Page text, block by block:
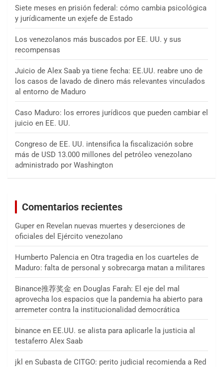
Siete meses en prisión federal: cómo cambia psicológica
y jurídicamente un exjefe de Estado
Los venezolanos más buscados por EE. UU. y sus
recompensas
Juicio de Alex Saab ya tiene fecha: EE.UU. reabre uno de
los casos de lavado de dinero más relevantes vinculados
al entorno de Maduro
Caso Maduro: los errores jurídicos que pueden cambiar el
juicio en EE. UU.
Congreso de EE. UU. intensifica la fiscalización sobre
más de USD 13.000 millones del petróleo venezolano
administrado por Washington
Comentarios recientes
Guper en Revelan nuevas muertes y deserciones de
oficiales del Ejército venezolano
Humberto Palencia en Otra tragedia en los cuarteles de
Maduro: falta de personal y sobrecarga matan a militares
Binance推荐奖金 en Douglas Farah: El eje del mal
aprovecha los espacios que la pandemia ha abierto para
arremeter contra la institucionalidad democrática
binance en EE.UU. se alista para aplicarle la justicia al
testaferro Alex Saab
jkl en Subasta de CITGO: perito judicial recomienda a Red